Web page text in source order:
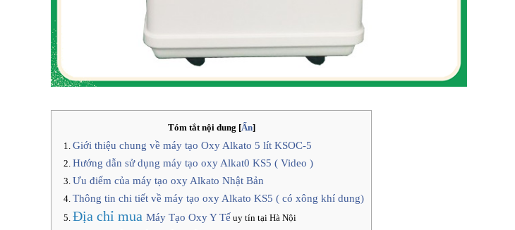
Tóm tắt nội dung [Ẩn]
Giới thiệu chung về máy tạo Oxy Alkato 5 lít KSOC-5
Hướng dẫn sử dụng máy tạo oxy Alkat0 KS5 ( Video )
Ưu điểm của máy tạo oxy Alkato Nhật Bản
Thông tin chi tiết về máy tạo oxy Alkato KS5 ( có xông khí dung)
Địa chỉ mua Máy Tạo Oxy Y Tế uy tín tại Hà Nội